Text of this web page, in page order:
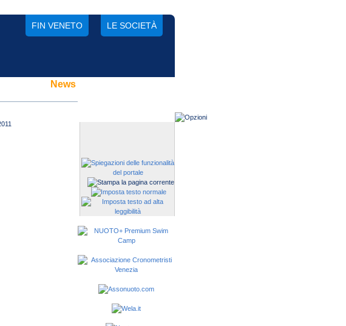
FIN VENETO LE SOCIETÀ
News